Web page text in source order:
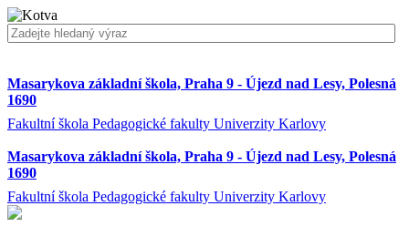
Masarykova základní škola, Praha 9 - Újezd nad Lesy, Polesná
1690
Fakultní škola Pedagogické fakulty Univerzity Karlovy
Masarykova základní škola, Praha 9 - Újezd nad Lesy, Polesná
1690
Fakultní škola Pedagogické fakulty Univerzity Karlovy